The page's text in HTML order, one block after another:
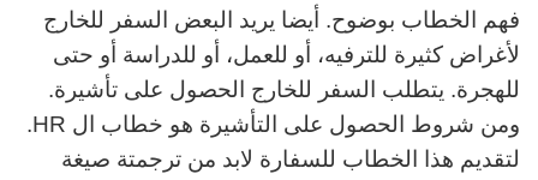
فهم الخطاب بوضوح. أيضا يريد البعض السفر للخارج
لأغراض كثيرة للترفيه، أو للعمل، أو للدراسة أو حتى
للهجرة. يتطلب السفر للخارج الحصول على تأشيرة.
ومن شروط الحصول على التأشيرة هو خطاب ال HR.
لتقديم هذا الخطاب للسفارة لابد من ترجمتة صيغة